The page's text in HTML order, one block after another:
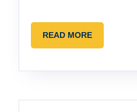
READ MOREREAD
MORE